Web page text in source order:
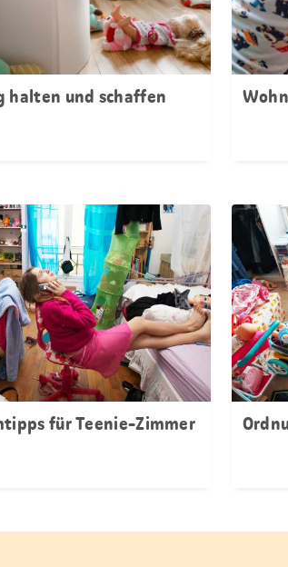
halten und schaffen
für Teenie-Zimmer